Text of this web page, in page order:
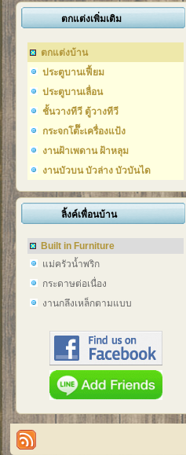
ตกแต่งเพิ่มเติม
ตกแต่งบ้าน
ประตูบานเฟี้ยม
ประตูบานเลื่อน
ชั้นวางทีวี ตู้วางทีวี
กระจกโต๊๊ะเครื่องแป้ง
งานฝ้าเพดาน ฝ้าหลุม
งานบัวบน บัวล่าง บัวบันได
ลิ้งค์เพื่อนบ้าน
Built in Furniture
แม่ครัวน้ำพริก
กระดาษต่อเนื่อง
งานกลึงเหล็กตามแบบ